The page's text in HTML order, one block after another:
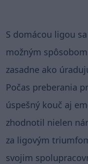
S domácou ligou
možným
zasadne ako
Počas preberania
úspešný kouč aj
zhodnotil nielen
za ligovým
svojim